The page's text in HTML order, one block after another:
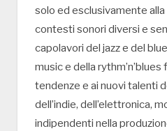
solo ed esclusivamente alla
contesti sonori diversi e
capolavori del jazz e del
music e della rythm’n’blues
tendenze e ai nuovi talenti
dell’indie, dell’elettronica,
indipendenti nella